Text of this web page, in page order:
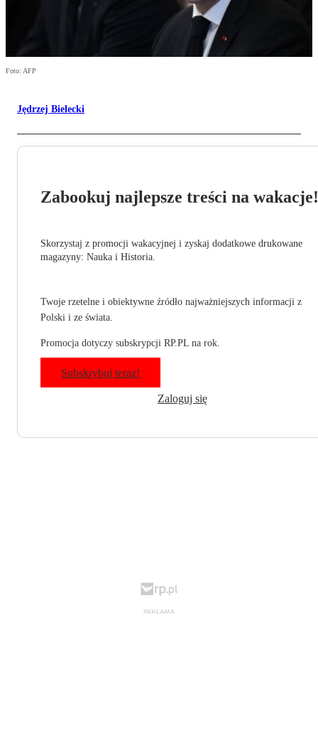
Foto: AFP
Jędrzej Bielecki
Zabookuj najlepsze treści na wakacje!
Skorzystaj z promocji wakacyjnej i zyskaj dodatkowe drukowane
magazyny: Nauka i Historia.
Twoje rzetelne i obiektywne źródło najważniejszych informacji z
Polski i ze świata.
Promocja dotyczy subskrypcji RP.PL na rok.
Subskrybuj teraz!
Zaloguj się